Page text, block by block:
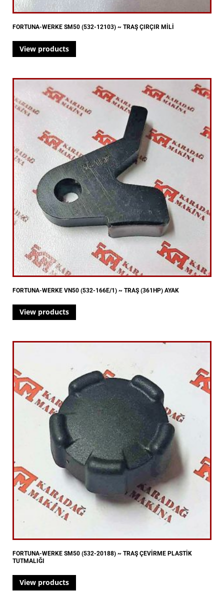
FORTUNA-WERKE SM50 (532-12103) ~ TRAŞ ÇIRÇIR MİLİ
View products
FORTUNA-WERKE VN50 (532-166E/1) ~ TRAŞ (361HP) AYAK
View products
FORTUNA-WERKE SM50 (532-20188) ~ TRAŞ ÇEVİRME PLASTİK
TUTMALIĞI
View products